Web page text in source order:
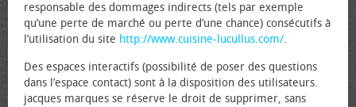
responsable des dommages indirects (tels par exemple
qu’une perte de marché ou perte d’une chance) consécutifs à
l’utilisation du site http://www.cuisine-lucullus.com/.
Des espaces interactifs (possibilité de poser des questions
dans l’espace contact) sont à la disposition des utilisateurs.
jacques marques se réserve le droit de supprimer, sans